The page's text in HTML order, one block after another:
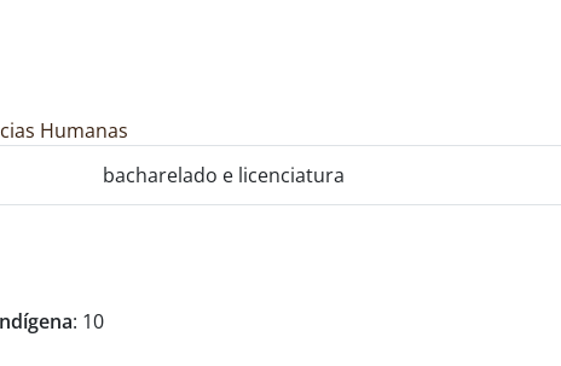
Humanas
bacharelado e licenciatura
: 10